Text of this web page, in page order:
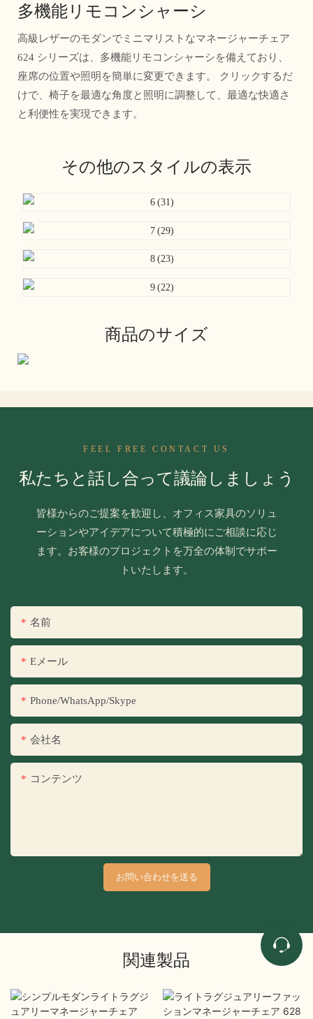
多機能リモコンシャーシ
高級レザーのモダンでミニマリストなマネージャーチェア
624 シリーズは、多機能リモコンシャーシを備えており、
座席の位置や照明を簡単に変更できます。 クリックするだ
けで、椅子を最適な角度と照明に調整して、最適な快適さ
と利便性を実現できます。
その他のスタイルの表示
商品のサイズ
FEEL FREE CONTACT US
私たちと話し合って議論しましょう
皆様からのご提案を歓迎し、オフィス家具のソリュ
ーションやアイデアについて積極的にご相談に応じ
ます。お客様のプロジェクトを万全の体制でサポー
トいたします。
名前
Eメール
Phone/WhatsApp/Skype
会社名
コンテンツ
お問い合わせを送る
関連製品